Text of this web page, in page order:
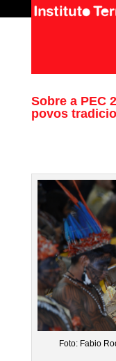
Sobre a PEC
povos
Foto: Fabio